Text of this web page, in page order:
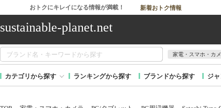
おトクにキレイになる情報が満載！ 新着おトク情報
sustainable-planet.net
家電・スマホ・カ
カテゴリから探す ランキングから探す ブランドから探す ジ